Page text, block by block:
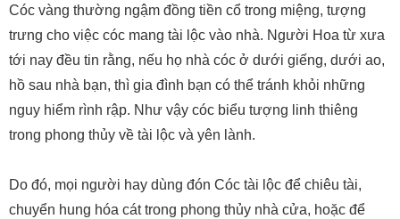
Cóc vàng thường ngậm đồng tiền cổ trong miệng, tượng
trưng cho việc cóc mang tài lộc vào nhà. Người Hoa từ xưa
tới nay đều tin rằng, nếu họ nhà cóc ở dưới giếng, dưới ao,
hồ sau nhà bạn, thì gia đình bạn có thể tránh khỏi những
nguy hiểm rình rập. Như vậy cóc biểu tượng linh thiêng
trong phong thủy về tài lộc và yên lành.
Do đó, mọi người hay dùng đón Cóc tài lộc để chiêu tài,
chuyển hung hóa cát trong phong thủy nhà cửa, hoặc để